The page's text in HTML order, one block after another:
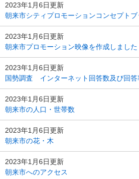
2023年1月6日更新
朝来市シティプロモーションコンセプトブ
2023年1月6日更新
朝来市プロモーション映像を作成しました
2023年1月6日更新
国勢調査 インターネット回答数及び回答
2023年1月6日更新
朝来市の人口・世帯数
2023年1月6日更新
朝来市の花・木
2023年1月6日更新
朝来市へのアクセス